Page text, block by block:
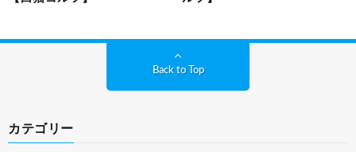
Back to Top
カテゴリー